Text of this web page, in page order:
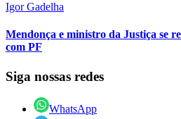
Igor Gadelha
Mendonça e ministro da Justiça se
com PF
Siga nossas redes
WhatsApp